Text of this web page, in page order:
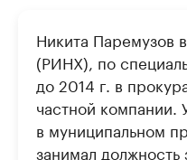
Никита Паремузов
(РИНХ), по
до 2014 г. в
частной компании.
в муниципальном
занимал должность